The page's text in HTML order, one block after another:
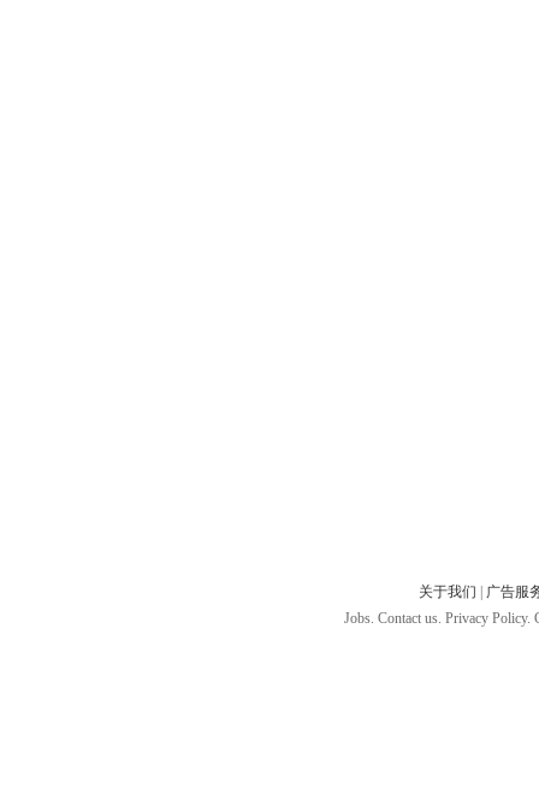
关于我们
广告服
Jobs. Contact us. Privacy